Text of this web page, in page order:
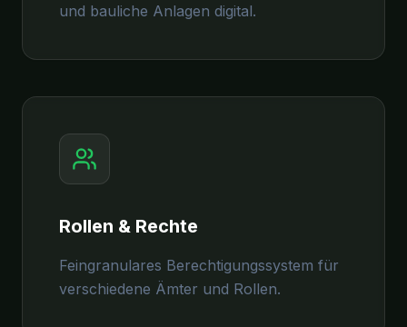
und bauliche Anlagen digital.
Rollen & Rechte
Feingranulares Berechtigungssystem für
verschiedene Ämter und Rollen.